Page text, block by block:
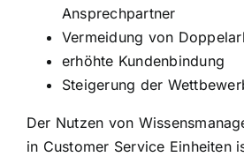
Ansprechpartner
Vermeidung von
erhöhte Kundenbindung
Steigerung der
Der Nutzen von
in Customer Service Einheiten